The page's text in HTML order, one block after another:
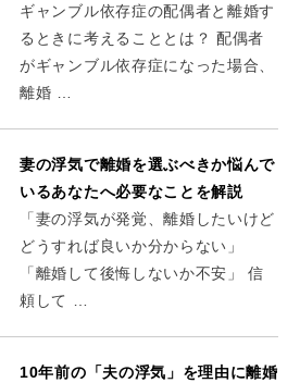
ギャンブル依存症の配偶者と離婚す
るときに考えることとは？ 配偶者
がギャンブル依存症になった場合、
離婚 …
妻の浮気で離婚を選ぶべきか悩んで
いるあなたへ必要なことを解説
「妻の浮気が発覚、離婚したいけど
どうすれば良いか分からない」
「離婚して後悔しないか不安」 信
頼して …
10年前の「夫の浮気」を理由に離婚